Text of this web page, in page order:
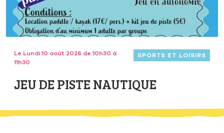
Le Lundi 10 août 2026 de 10h30 à
11h30
SPORTS ET LOISIRS
JEU DE PISTE NAUTIQUE